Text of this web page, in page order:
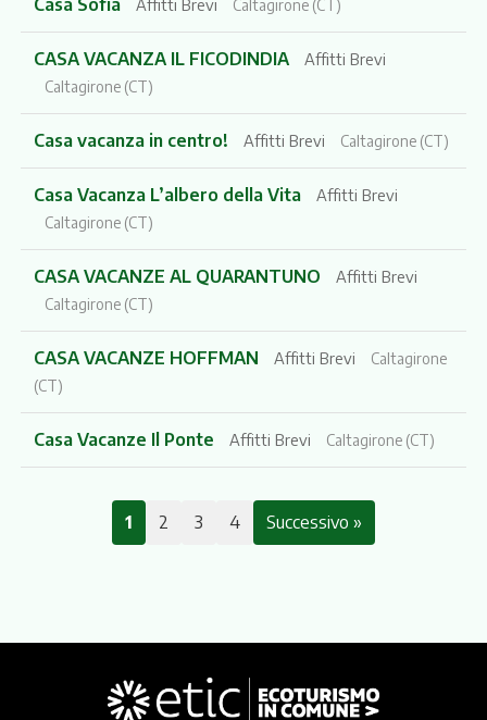
Affitti Brevi Caltagirone (CT)
CASA VACANZA IL FICODINDIA Affitti Brevi
Caltagirone (CT)
Casa vacanza in centro! Affitti Brevi Caltagirone (CT)
Casa Vacanza L’albero della Vita Affitti Brevi
Caltagirone (CT)
CASA VACANZE AL QUARANTUNO Affitti Brevi
Caltagirone (CT)
CASA VACANZE HOFFMAN Affitti Brevi
Caltagirone
(CT)
Casa Vacanze Il Ponte Affitti Brevi Caltagirone (CT)
1 2 3 4 Successivo »